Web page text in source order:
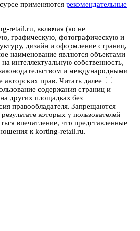
применяются рекомендательные
retail.ru, включая (но не
графическую, фотографическую и
дизайн и оформление страниц,
наименование являются объектами
интеллектуальную собственность,
и международными
авторских прав. Читать далее
содержания страниц и
других площадках без
правообладателя. Запрещаются
которых у пользователей
впечатление, что представленные
к korting-retail.ru.